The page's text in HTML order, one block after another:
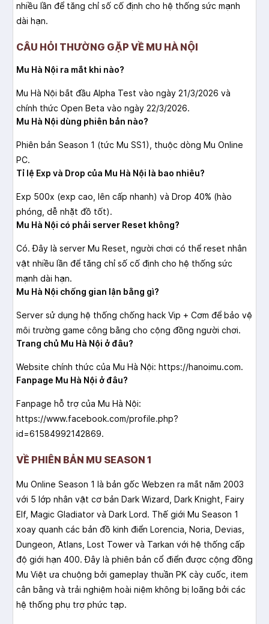
nhiều lần để tăng chỉ số cố định cho hệ thống sức mạnh
dài hạn.
CÂU HỎI THƯỜNG GẶP VỀ MU HÀ NỘI
Mu Hà Nội ra mắt khi nào?
Mu Hà Nội bắt đầu Alpha Test vào ngày 21/3/2026 và
chính thức Open Beta vào ngày 22/3/2026.
Mu Hà Nội dùng phiên bản nào?
Phiên bản Season 1 (tức Mu SS1), thuộc dòng Mu Online
PC.
Tỉ lệ Exp và Drop của Mu Hà Nội là bao nhiêu?
Exp 500x (exp cao, lên cấp nhanh) và Drop 40% (hào
phóng, dễ nhặt đồ tốt).
Mu Hà Nội có phải server Reset không?
Có. Đây là server Mu Reset, người chơi có thể reset nhân
vật nhiều lần để tăng chỉ số cố định cho hệ thống sức
mạnh dài hạn.
Mu Hà Nội chống gian lận bằng gì?
Server sử dụng hệ thống chống hack Vip + Cơm để bảo vệ
môi trường game công bằng cho cộng đồng người chơi.
Trang chủ Mu Hà Nội ở đâu?
Website chính thức của Mu Hà Nội: https://hanoimu.com.
Fanpage Mu Hà Nội ở đâu?
Fanpage hỗ trợ của Mu Hà Nội:
https://www.facebook.com/profile.php?
id=61584992142869.
VỀ PHIÊN BẢN MU SEASON 1
Mu Online Season 1 là bản gốc Webzen ra mắt năm 2003
với 5 lớp nhân vật cơ bản Dark Wizard, Dark Knight, Fairy
Elf, Magic Gladiator và Dark Lord. Thế giới Mu Season 1
xoay quanh các bản đồ kinh điển Lorencia, Noria, Devias,
Dungeon, Atlans, Lost Tower và Tarkan với hệ thống cấp
độ giới hạn 400. Đây là phiên bản cổ điển được cộng đồng
Mu Việt ưa chuộng bởi gameplay thuần PK cày cuốc, item
cân bằng và trải nghiệm hoài niệm không bị loãng bởi các
hệ thống phụ trợ phức tạp.